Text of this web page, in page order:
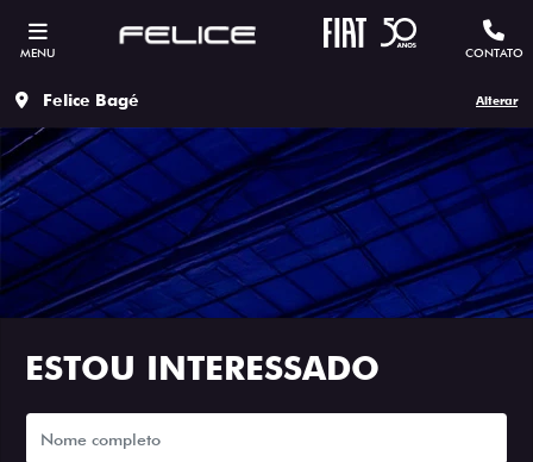
MENU CONTATO
Felice Bagé Alterar
ESTOU INTERESSADO